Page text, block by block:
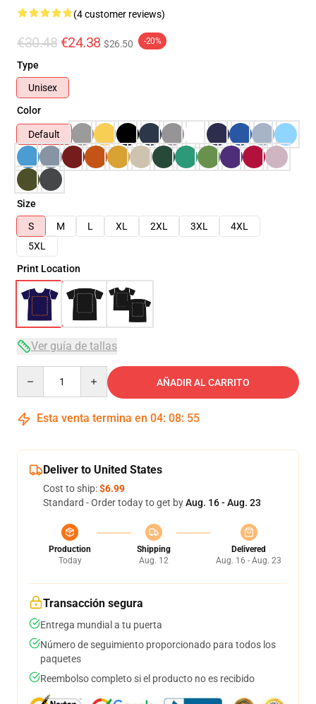
(4 customer reviews)
€30.48 €24.38 $26.50 -20%
Type
Unisex
Color
Default
Size
S
M L XL 2XL 3XL
4XL
5XL
Print Location
Ver guía de tallas
AÑADIR AL CARRITO
Esta venta termina en 04: 08: 54
Deliver to United States
Cost to ship:$6.99
Standard - Order today to get byAug. 16 - Aug. 23
Production
Today
Shipping
Aug. 12
Delivered
Aug. 16 - Aug. 23
Transacción segura
Entrega mundial a tu puerta
Número de seguimiento proporcionado para todos los
paquetes
Reembolso completo si el producto no es recibido